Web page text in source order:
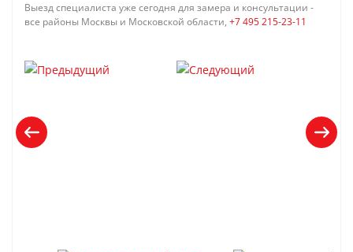
Выезд специалиста уже сегодня для замера и консультации -
все районы Москвы и Московской области, +7 495 215-23-11